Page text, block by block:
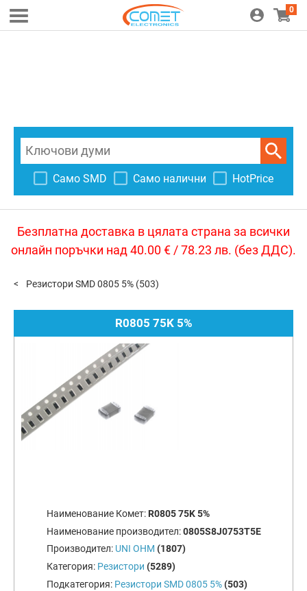
0
Само SMD Само налични HotPrice
Безплатна доставка в цялата страна за всички
онлайн поръчки над 40.00 € / 78.23 лв. (без ДДС).
Резистори SMD 0805 5% (503)
R0805 75K 5%
Наименование Комет: R0805 75K 5%
Наименование производител:0805S8J0753T5E
Производител: UNI OHM (1807)
Категория: Резистори (5289)
Подкатегория: Резистори SMD 0805 5% (503)